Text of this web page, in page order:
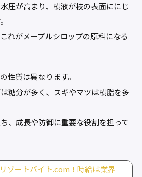
圧が高まり、樹液が枝の表面ににじ
れがメープルシロップの原料になる
性質は異なります。
糖分が多く、スギやマツは樹脂を多
、成長や防御に重要な役割を担って
ゾートバイト.com！時給は業界